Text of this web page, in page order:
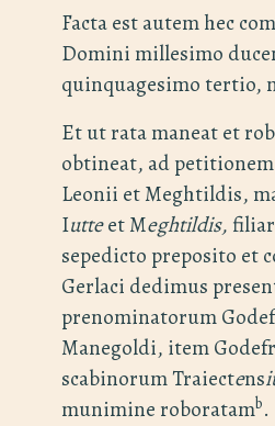
Facta est autem hec
Domini millesimo
quinquagesimo tertio,
Et ut rata maneat et
obtineat, ad
Leonii et Meghtildis,
Iutteet Meghtildis,
sepedicto preposito et
Gerlaci dedimus
prenominatorum
Manegoldi, item
scabinorum Traiectens
munimine roboratamb.